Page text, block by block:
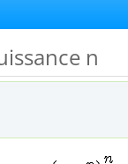
n